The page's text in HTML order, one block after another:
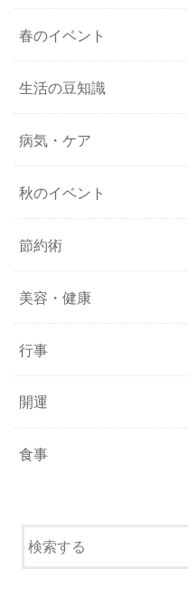
春のイベント
生活の豆知識
病気・ケア
秋のイベント
節約術
美容・健康
行事
開運
食事